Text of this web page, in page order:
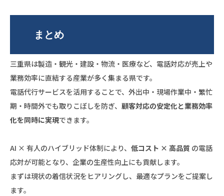
まとめ
三重県は製造・観光・建設・物流・医療など、電話対応が売上や
業務効率に直結する産業が多く集まる県です。
電話代行サービスを活用することで、外出中・現場作業中・繁忙
期・時間外でも取りこぼしを防ぎ、 顧客対応の安定化と業務効率
化を同時に実現できます。
AI × 有人のハイブリッド体制により、 低コスト × 高品質 の電話
応対が可能となり、企業の生産性向上にも貢献します。
まずは現状の着信状況をヒアリングし、最適なプランをご提案し
ます。